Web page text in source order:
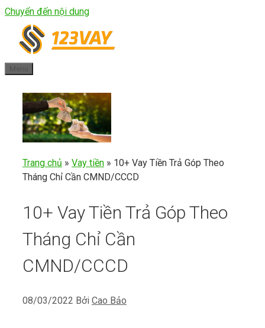
Chuyển đến nội dung
Trang chủ » Vay tiền » 10+ Vay Tiền Trả Góp Theo
Tháng Chỉ Cần CMND/CCCD
10+ Vay Tiền Trả Góp Theo
Tháng Chỉ Cần
CMND/CCCD
08/03/2022 Bởi Cao Bảo